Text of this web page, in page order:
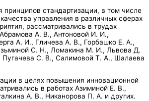
принципов стандартизации, в том числе
управления в различных сферах
рассматривались в трудах
А. В., Антоновой И. И.,
А. И., Гличева А. В., Горбашко Е. А.,
С. Н., Ломакина М. И., Львова Д.
Пугачева С. В., Салимовой Т. А., Шалаева
в целях повышения инновационной
в работах Азиминой Е. В.,
А. В., Никанорова П. А. и других.